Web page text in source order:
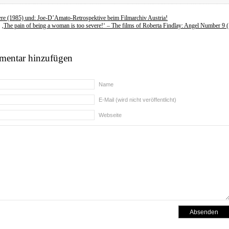
(1985) und: Joe-D’Amato-Retrospektive beim Filmarchiv Austria!
‚The pain of being a woman is too severe!‘ – The films of Roberta Findlay: Angel Number 9
hinzufügen
Name
E-Mail (wird nicht veröffentlicht)
Webseite